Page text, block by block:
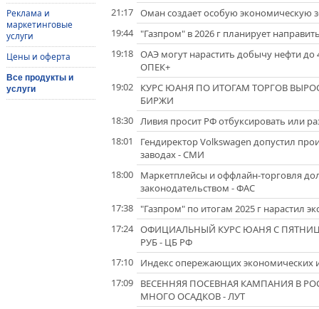
Реклама и
маркетинговые
услуги
Цены и оферта
Все продукты и
услуги
21:17 Оман создает особую экономическую
19:44
"Газпром" в 2026 г планирует
19:18 ОАЭ могут нарастить добычу нефти до
ОПЕК+
19:02
КУРС ЮАНЯ ПО ИТОГАМ ТОРГОВ
БИРЖИ
18:30 Ливия просит РФ отбуксировать или
18:01
Гендиректор Volkswagen допустил
заводах - СМИ
18:00
Маркетплейсы и оффлайн-торговля
законодательством - ФАС
17:38
"Газпром" по итогам 2025 г нарастил
17:24 ОФИЦИАЛЬНЫЙ КУРС ЮАНЯ С ПЯТНИЦЫ
РУБ - ЦБ РФ
17:10
Индекс опережающих экономических
17:09
ВЕСЕННЯЯ ПОСЕВНАЯ КАМПАНИЯ В
МНОГО ОСАДКОВ - ЛУТ